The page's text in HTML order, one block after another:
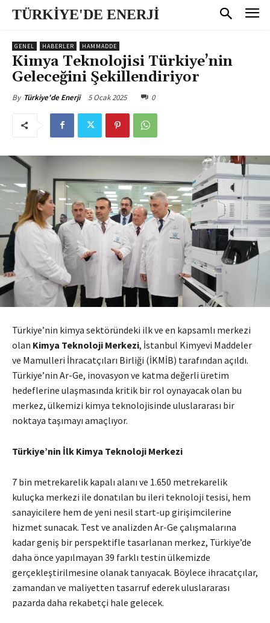
TÜRKİYE'DE ENERJİ
GENEL HABERLER HAMMADDE
Kimya Teknolojisi Türkiye’nin
Geleceğini Şekillendiriyor
By Türkiye'de Enerji 5 Ocak 2025 0
Türkiye’nin kimya sektöründeki ilk ve en kapsamlı merkezi
olan Kimya Teknoloji Merkezi, İstanbul Kimyevi Maddeler
ve Mamulleri İhracatçıları Birliği (İKMİB) tarafından açıldı.
Türkiye’nin Ar-Ge, inovasyon ve katma değerli üretim
hedeflerine ulaşmasında kritik bir rol oynayacak olan bu
merkez, ülkemizi kimya teknolojisinde uluslararası bir
noktaya taşımayı amaçlıyor.
Türkiye’nin İlk Kimya Teknoloji Merkezi
7 bin metrekarelik kapalı alanı ve 1.650 metrekarelik
kuluçka merkezi ile donatılan bu ileri teknoloji tesisi, hem
sanayicilere hem de yeni nesil start-up girişimcilerine
hizmet sunacak. Test ve analizden Ar-Ge çalışmalarına
kadar geniş bir perspektifle tasarlanan merkez, Türkiye’de
daha önce yapılmayan 39 farklı testin ülkemizde
gerçekleştirilmesine olanak tanıyacak. Böylece ihracatçılar,
zamandan ve maliyetten tasarruf ederek uluslararası
pazarda daha rekabetçi hale gelecek.